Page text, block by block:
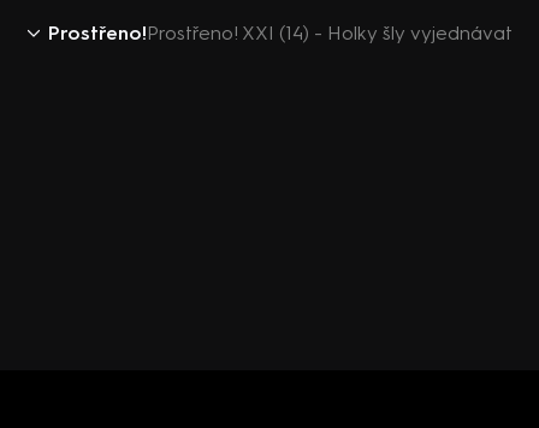
Prostřeno!Prostřeno! XXI (14) - Holky šly vyjednávat